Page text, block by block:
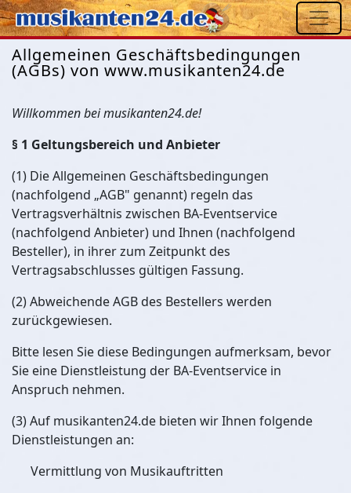
Allgemeinen Geschäftsbedingungen
(AGBs) von www.musikanten24.de
Willkommen bei musikanten24.de!
§ 1 Geltungsbereich und Anbieter
(1) Die Allgemeinen Geschäftsbedingungen
(nachfolgend „AGB" genannt) regeln das
Vertragsverhältnis zwischen BA-Eventservice
(nachfolgend Anbieter) und Ihnen (nachfolgend
Besteller), in ihrer zum Zeitpunkt des
Vertragsabschlusses gültigen Fassung.
(2) Abweichende AGB des Bestellers werden
zurückgewiesen.
Bitte lesen Sie diese Bedingungen aufmerksam, bevor
Sie eine Dienstleistung der BA-Eventservice in
Anspruch nehmen.
(3) Auf musikanten24.de bieten wir Ihnen folgende
Dienstleistungen an:
Vermittlung von Musikauftritten